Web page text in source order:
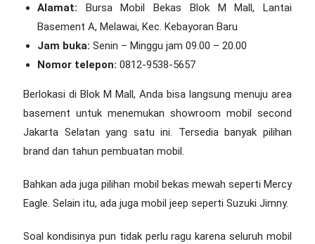
Alamat: Bursa Mobil Bekas Blok M Mall, Lantai
Basement A, Melawai, Kec. Kebayoran Baru
Jam buka: Senin – Minggu jam 09.00 – 20.00
Nomor telepon: 0812-9538-5657
Berlokasi di Blok M Mall, Anda bisa langsung menuju area
basement untuk menemukan showroom mobil second
Jakarta Selatan yang satu ini. Tersedia banyak pilihan
brand dan tahun pembuatan mobil.
Bahkan ada juga pilihan mobil bekas mewah seperti Mercy
Eagle. Selain itu, ada juga mobil jeep seperti Suzuki Jimny.
Soal kondisinya pun tidak perlu ragu karena seluruh mobil